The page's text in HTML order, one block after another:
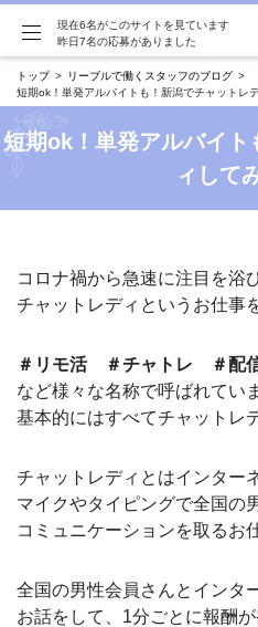
現在6名がこのサイトを見ています
昨日7名の応募がありました
トップ
リーブルで働くスタッフのブログ
短期ok！単発アルバイトも！新潟でチャットレ
短期ok！単発アルバイト
ィして
コロナ禍から急速に注目を浴
チャットレディというお仕事
＃リモ活 ＃チャトレ ＃配
など様々な名称で呼ばれてい
基本的にはすべてチャットレ
チャットレディとはインター
マイクやタイピングで全国の
コミュニケーションを取るお
全国の男性会員さんとインタ
お話をして、1分ごとに報酬